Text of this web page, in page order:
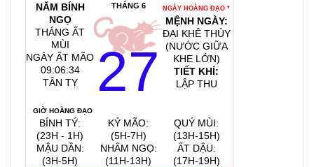
NĂM BÍNH
NGỌ
THÁNG ẤT
MÙI
NGÀY ẤT MÃO
09:06:34
TÂN TỴ
THÁNG 6
27
NGÀY HOÀNG ĐẠO *
MỆNH NGÀY:
ĐẠI KHÊ THỦY
(NƯỚC GIỮA
KHE LỚN)
TIẾT KHÍ:
LẬP THU
GIỜ HOÀNG ĐẠO
BÍNH TÝ:
(23H - 1H)
MẬU DẦN:
(3H-5H)
KỶ MÃO:
(5H-7H)
NHÂM NGỌ:
(11H-13H)
QUÝ MÙI:
(13H-15H)
ẤT DẬU:
(17H-19H)